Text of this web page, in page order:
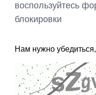
воспользуйтесь
блокировки
Нам нужно